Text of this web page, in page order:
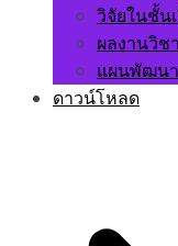
วิจัยในชั้น
ผลงานวิช
แผนพัฒนา
ดาวน์โหลด